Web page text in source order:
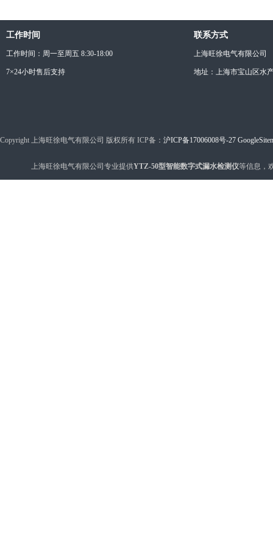
工作时间
工作时间：周一至周五 8:30-18:00
7×24小时售后支持
联系方式
上海旺徐电气有限公司
地址：上海市宝山区水
Copyright 上海旺徐电气有限公司 版权所有 ICP备： 沪ICP备17006008号-27
上海旺徐电气有限公司专业提供YTZ-50型智能数字式漏水检测仪等信息，